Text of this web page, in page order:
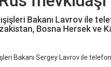
Bakanı Lavrov ile
Bosna Hersek ve
Bakanı Sergey Lavrov ile